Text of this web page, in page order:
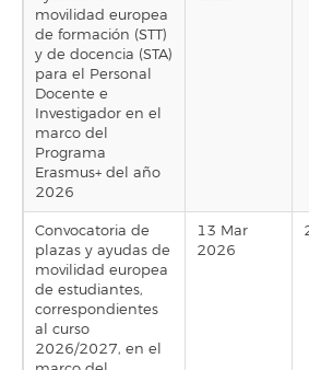
movilidad europea
de formación (STT)
y de docencia (STA)
para el Personal
Docente e
Investigador en el
marco del
Programa
Erasmus+ del año
2026
Convocatoria de
plazas y ayudas de
movilidad europea
de estudiantes,
correspondientes
al curso
2026/2027, en el
13 Mar
2026